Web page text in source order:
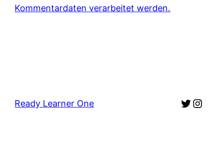
Kommentardaten verarbeitet werden.
Ready Learner One